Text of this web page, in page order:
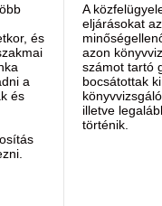
és
a
és
A
eljárásokat
azon
számot tartó
bocsátottak
illetve
történik.